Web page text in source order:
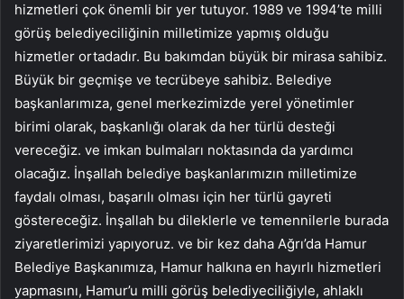
hizmetleri çok önemli bir yer tutuyor. 1989 ve 1994’te milli
görüş belediyeciliğinin milletimize yapmış olduğu
hizmetler ortadadır. Bu bakımdan büyük bir mirasa sahibiz.
Büyük bir geçmişe ve tecrübeye sahibiz. Belediye
başkanlarımıza, genel merkezimizde yerel yönetimler
birimi olarak, başkanlığı olarak da her türlü desteği
vereceğiz. ve imkan bulmaları noktasında da yardımcı
olacağız. İnşallah belediye başkanlarımızın milletimize
faydalı olması, başarılı olması için her türlü gayreti
göstereceğiz. İnşallah bu dileklerle ve temennilerle burada
ziyaretlerimizi yapıyoruz. ve bir kez daha Ağrı’da Hamur
Belediye Başkanımıza, Hamur halkına en hayırlı hizmetleri
yapmasını, Hamur’u milli görüş belediyeciliğiyle, ahlaklı